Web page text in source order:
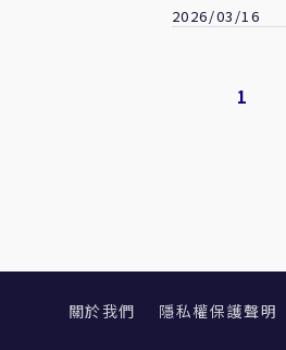
2026/03/16
1
關於我們 隱私權保護聲明